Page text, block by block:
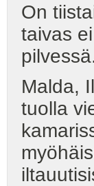
On
taivas
Malda,
tuolla